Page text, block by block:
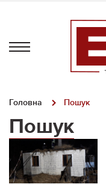
Головна Пошук
Пошук